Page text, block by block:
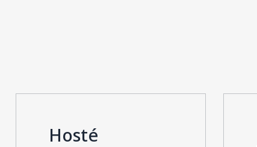
Hosté